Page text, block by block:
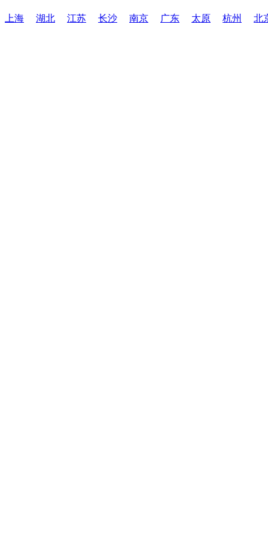
上海 湖北 江苏 长沙 南京 广东 太原 杭州 北